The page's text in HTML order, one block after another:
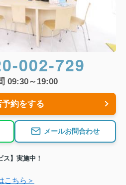
002-729
09:30～19:00
予約をする
メールお問合わせ
】実施中！
こちら＞